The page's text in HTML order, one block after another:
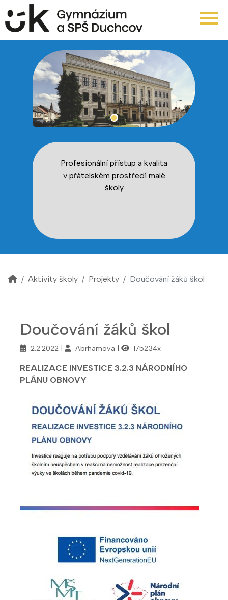
Profesionální přístup a kvalita
v přátelském prostředí malé
školy
Aktivity školy Projekty Doučování žáků škol
Doučování žáků škol
2.2.2022 Abrhamova 175234x
REALIZACE INVESTICE 3.2.3 NÁRODNÍHO
PLÁNU OBNOVY